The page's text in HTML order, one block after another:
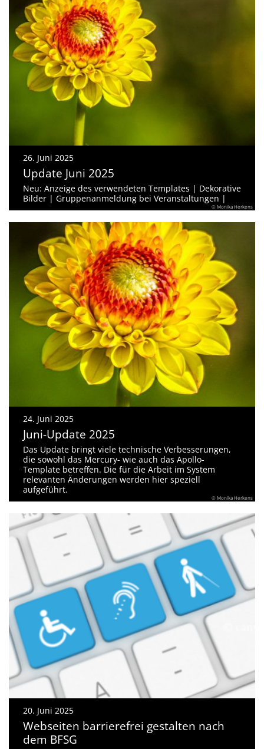
26. Juni 2025
Update Juni 2025
Neu: Anzeige des verwendeten Templates | Dekorative
Bilder | Gruppenanmeldung bei Veranstaltungen |
© Monika Herkens
24. Juni 2025
Juni-Update 2025
Das Update bringt viele technische Verbesserungen,
die sowohl das Mercury- wie auch das Apollo-
Template betreffen. Die für die Arbeit im System
relevanten Änderungen werden hier speziell
aufgeführt.
© Monika Herkens
20. Juni 2025
Webseiten barrierefrei gestalten nach
dem BFSG